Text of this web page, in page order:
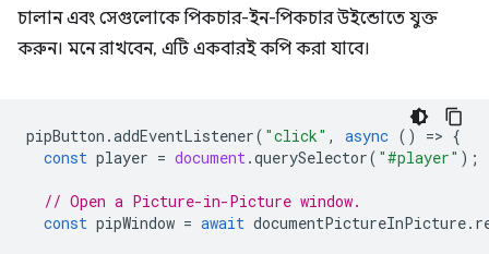
চালান এবং সেগুলোকে পিকচার-ইন-পিকচার উইন্ডোতে যুক্ত
করুন। মনে রাখবেন, এটি একবারই কপি করা যাবে।
pipButton .addEventListener( "click" , async () => {
const player = document .querySelector( "#player" );
// Open a Picture-in-Picture window.
const pipWindow = await documentPictureInPicture.